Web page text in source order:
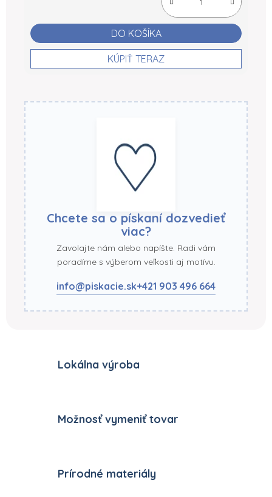
DO KOŠÍKA
KÚPIŤ TERAZ
Chcete sa o pískaní dozvedieť
viac?
Zavolajte nám alebo napíšte. Radi vám
poradíme s výberom veľkosti aj motívu.
info@piskacie.sk+421 903 496 664
Lokálna výroba
Možnosť vymeniť tovar
Prírodné materiály